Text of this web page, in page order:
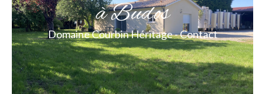
à Budos
Domaine Courbin Héritage-Contact